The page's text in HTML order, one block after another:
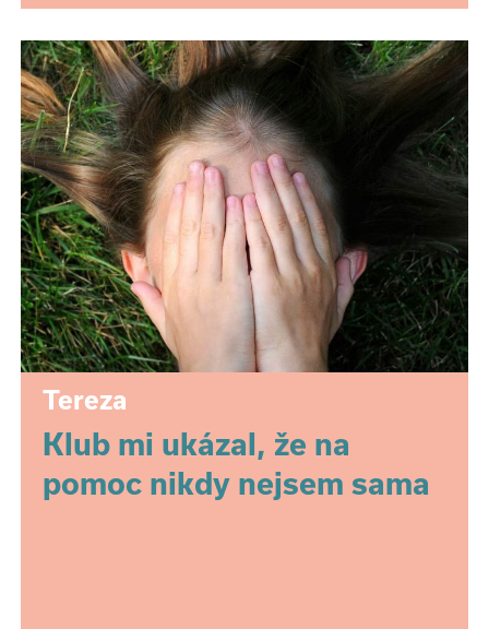
Tereza
Klub mi ukázal, že na
pomoc nikdy nejsem sama